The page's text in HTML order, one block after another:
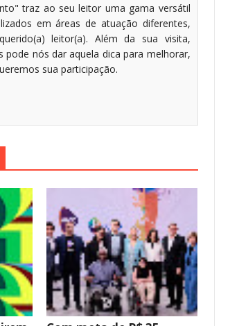
traz ao seu leitor uma gama versátil
em áreas de atuação diferentes,
leitor(a). Além da sua visita,
nós dar aquela dica para melhorar,
sua participação.